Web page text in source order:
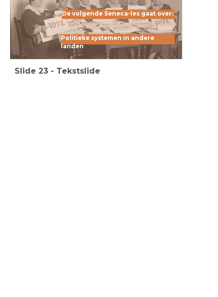
De volgende Seneca-les gaat over:
Politieke systemen in andere
landen
Slide 23 - Tekstslide